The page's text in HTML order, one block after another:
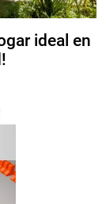
ideal en